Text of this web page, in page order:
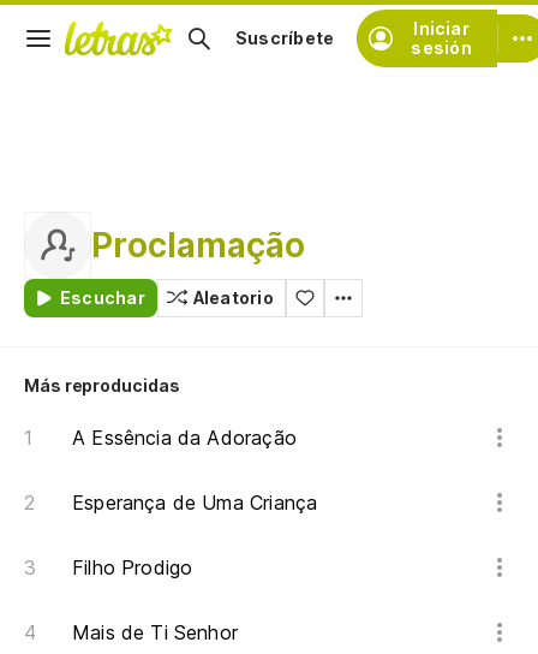
Iniciar
sesión
Suscríbete
Proclamação
Escuchar Aleatorio
Más reproducidas
A Essência da Adoração
Esperança de Uma Criança
Filho Prodigo
Mais de Ti Senhor